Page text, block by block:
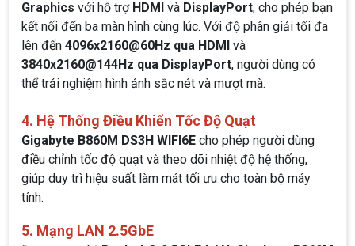
Graphics với hỗ trợ HDMI và DisplayPort, cho phép bạn
kết nối đến ba màn hình cùng lúc. Với độ phân giải tối đa
lên đến 4096x2160@60Hz qua HDMI và
3840x2160@144Hz qua DisplayPort, người dùng có
thể trải nghiệm hình ảnh sắc nét và mượt mà.
4. Hệ Thống Điều Khiển Tốc Độ Quạt
Gigabyte B860M DS3H WIFI6E cho phép người dùng
điều chỉnh tốc độ quạt và theo dõi nhiệt độ hệ thống,
giúp duy trì hiệu suất làm mát tối ưu cho toàn bộ máy
tính.
5. Mạng LAN 2.5GbE